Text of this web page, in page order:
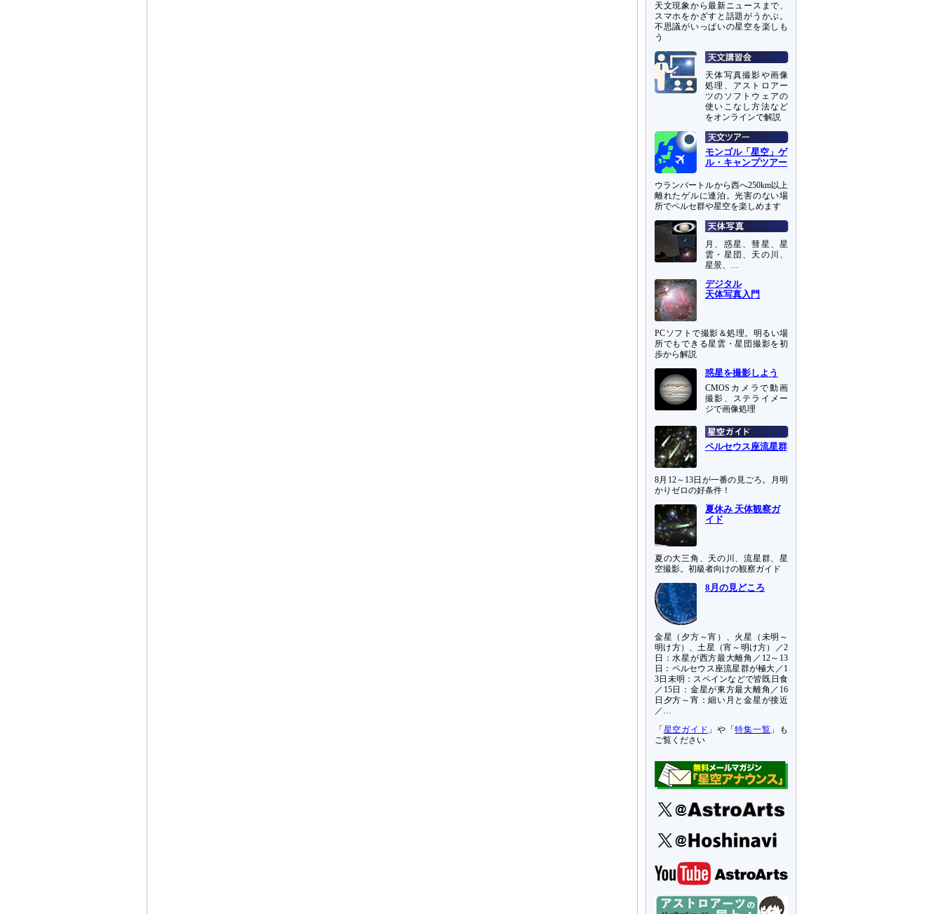
天文現象から最新ニュースまで、
スマホをかざすと話題がうかぶ。
不思議がいっぱいの星空を楽しも
う
天体写真撮影や画像
処理、アストロアー
ツのソフトウェアの
使いこなし方法など
をオンラインで解説
モンゴル「星空」ゲ
ル・キャンプツアー
ウランバートルから西へ250km以上
離れたゲルに連泊。光害のない場
所でペルセ群や星空を楽しめます
月、惑星、彗星、星
雲・星団、天の川、
星景、…
デジタル
天体写真入門
PCソフトで撮影＆処理。明るい場
所でもできる星雲・星団撮影を初
歩から解説
惑星を撮影しよう
CMOSカメラで動画
撮影、ステライメー
ジで画像処理
ペルセウス座流星群
8月12～13日が一番の見ごろ。月明
かりゼロの好条件！
夏休み 天体観察ガ
イド
夏の大三角、天の川、流星群、星
空撮影。初級者向けの観察ガイド
8月の見どころ
金星（夕方～宵）、火星（未明～
明け方）、土星（宵～明け方）／2
日：水星が西方最大離角／12～13
日：ペルセウス座流星群が極大／1
3日未明：スペインなどで皆既日食
／15日：金星が東方最大離角／16
日夕方～宵：細い月と金星が接近
／…
「 星空ガイド 」や「特集一覧 」も
ご覧ください